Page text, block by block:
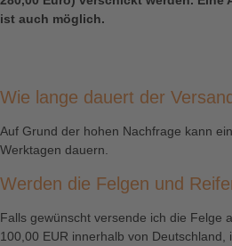
ist auch möglich.
Wie lange dauert der
Auf Grund der hohen Nachfrage kann
Werktagen dauern.
Werden die Felgen und
Falls gewünscht versende ich die Felge
100,00 EUR innerhalb von Deutschland,